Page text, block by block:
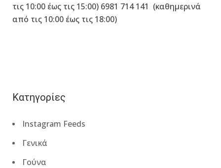
τις 10:00 έως τις 15:00) 6981 714 141 (καθημερινά
από τις 10:00 έως τις 18:00)
Κατηγορίες
Instagram Feeds
Γενικά
Γούνα